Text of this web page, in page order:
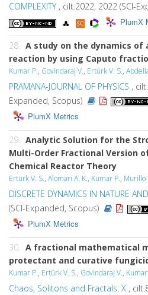
COMPLEXITY , cilt.2022, 2022 (SCI-
PlumX
28. A study on the dynamics of
reaction by using Caputo
Kumar P., Govindaraj V., Ertürk V. S.,
PRAMANA-JOURNAL OF PHYSICS ,
Expanded, Scopus)
PlumX Metrics
29. Analytic Solution for the
Multi-Order Fractional Version
Chemical Reactor Theory
Ertürk V. S., Alomari A. K., Kumar P.,
DISCRETE DYNAMICS IN NATURE
(SCI-Expanded, Scopus)
PlumX Metrics
30. A fractional mathematical
protectant and curative
Kumar P., Ertürk V. S., Govindaraj V., Kumar
Chaos, Solitons and Fractals: X ,